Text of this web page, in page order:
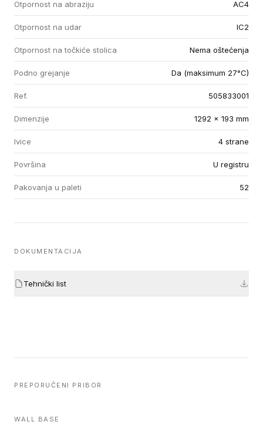
Otpornost na abraziju AC4
Otpornost na udar IC2
Otpornost na točkiće stolica Nema oštećenja
Podno grejanje Da (maksimum 27°C)
Ref. 505833001
Dimenzije 1292 x 193 mm
Ivice 4 strane
Površina U registru
Pakovanja u paleti 52
DOKUMENTACIJA
Tehnički list
PREPORUČENI PRIBOR
WALL BASE